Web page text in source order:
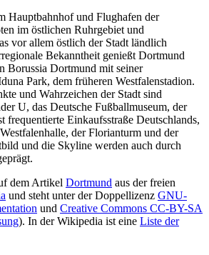
Hauptbahnhof und Flughafen der
im östlichen Ruhrgebiet und
vor allem östlich der Stadt ländlich
Bekanntheit genießt Dortmund
Borussia Dortmund mit seiner
Park, dem früheren Westfalenstadion.
und Wahrzeichen der Stadt sind
U, das Deutsche Fußballmuseum, der
frequentierte Einkaufsstraße Deutschlands,
der Florianturm und der
und die Skyline werden auch durch
dem Artikel Dortmund aus der freien
und steht unter der Doppellizenz GNU-
und Creative Commons CC-BY-SA
). In der Wikipedia ist eine Liste der